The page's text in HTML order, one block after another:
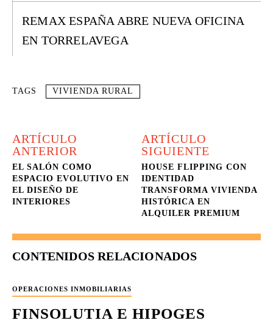
REMAX ESPAÑA ABRE NUEVA OFICINA
EN TORRELAVEGA
TAGS VIVIENDA RURAL
ARTÍCULO
ANTERIOR
EL SALÓN COMO
ESPACIO EVOLUTIVO EN
EL DISEÑO DE
INTERIORES
ARTÍCULO
SIGUIENTE
HOUSE FLIPPING CON
IDENTIDAD
TRANSFORMA VIVIENDA
HISTÓRICA EN
ALQUILER PREMIUM
CONTENIDOS RELACIONADOS
OPERACIONES INMOBILIARIAS
FINSOLUTIA E HIPOGES